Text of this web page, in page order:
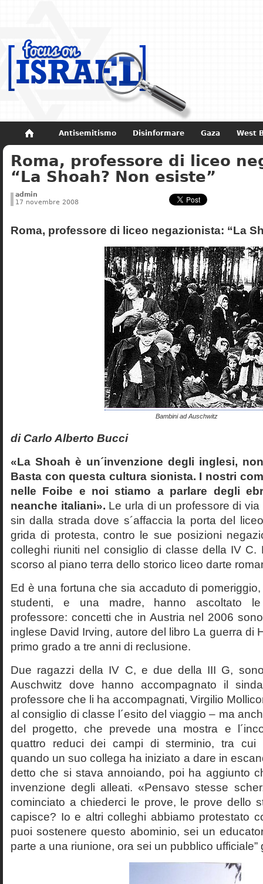
Antisemitismo Disinformare Gaza West
Non dimenticare Storia di Israele
Roma, professore di liceo
“La Shoah? Non esiste”
admin
17 novembre 2008
Roma, professore di liceo negazionista: “La
Bambini ad Auschwitz
di Carlo Alberto Bucci
«La Shoah è un´invenzione degli inglesi,
Basta con questa cultura sionista. I nostri
nelle Foibe e noi stiamo a parlare degli
neanche italiani». Le urla di un professore di
sin dalla strada dove s´affaccia la porta del
grida di protesta, contro le sue posizioni
colleghi riuniti nel consiglio di classe della IV C.
scorso al piano terra dello storico liceo darte
Ed è una fortuna che sia accaduto di
studenti, e una madre, hanno ascoltato le
professore: concetti che in Austria nel 2006
inglese David Irving, autore del libro La guerra di
primo grado a tre anni di reclusione.
Due ragazzi della IV C, e due della III G,
Auschwitz dove hanno accompagnato il
professore che li ha accompagnati, Virgilio
al consiglio di classe l´esito del viaggio – ma
del progetto, che prevede una mostra e
quattro reduci dei campi di sterminio, tra cui
quando un suo collega ha iniziato a dare in
detto che si stava annoiando, poi ha aggiunto
invenzione degli alleati. «Pensavo stesse
cominciato a chiederci le prove, le prove dello
capisce? Io e altri colleghi abbiamo protestato
puoi sostenere questo abominio, sei un
parte a una riunione, ora sei un pubblico ufficiale”